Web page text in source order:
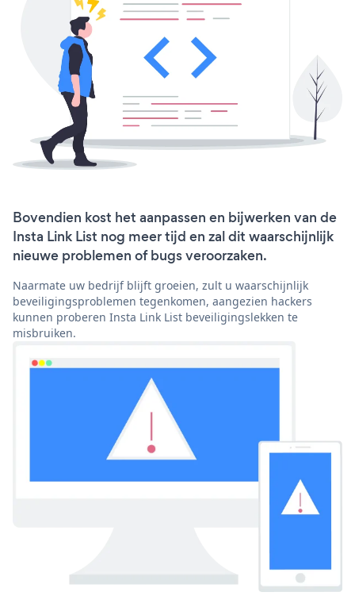
Bovendien kost het aanpassen en bijwerken van de
Insta Link List nog meer tijd en zal dit waarschijnlijk
nieuwe problemen of bugs veroorzaken.
Naarmate uw bedrijf blijft groeien, zult u waarschijnlijk
beveiligingsproblemen tegenkomen, aangezien hackers
kunnen proberen Insta Link List beveiligingslekken te
misbruiken.